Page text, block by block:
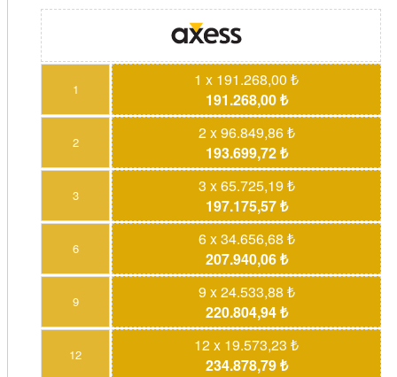
1
1 x 191.268,00 ₺
191.268,00 ₺
2
2 x 96.849,86 ₺
193.699,72 ₺
3
3 x 65.725,19 ₺
197.175,57 ₺
6
6 x 34.656,68 ₺
207.940,06 ₺
9
9 x 24.533,88 ₺
220.804,94 ₺
12
12 x 19.573,23 ₺
234.878,79 ₺